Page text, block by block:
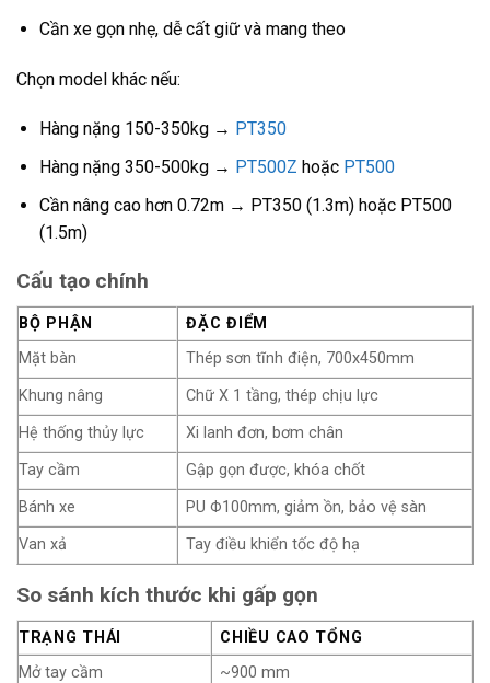
Cần xe gọn nhẹ, dễ cất giữ và mang theo
Chọn model khác nếu:
Hàng nặng 150-350kg → PT350
Hàng nặng 350-500kg → PT500Z hoặc PT500
Cần nâng cao hơn 0.72m → PT350 (1.3m) hoặc PT500
(1.5m)
Cấu tạo chính
BỘ PHẬN
ĐẶC ĐIỂM
Mặt bàn
Thép sơn tĩnh điện, 700x450mm
Khung nâng
Chữ X 1 tầng, thép chịu lực
Hệ thống thủy lực
Xi lanh đơn, bơm chân
Tay cầm
Gập gọn được, khóa chốt
Bánh xe
PU Φ100mm, giảm ồn, bảo vệ sàn
Van xả
Tay điều khiển tốc độ hạ
So sánh kích thước khi gấp gọn
TRẠNG THÁI
CHIỀU CAO TỔNG
Mở tay cầm
~900 mm